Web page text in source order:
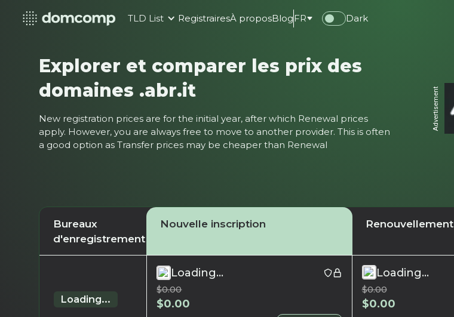
TLD List RegistrairesÀ proposBlog FR Dark
Explorer et comparer les prix des
domaines .abr.it
New registration prices are for the initial year, after which Renewal prices
apply. However, you are always free to move to another provider. This is often
a good option as Transfer prices may be cheaper than Renewal
Advertisement
Bureaux
d'enregistrement
Nouvelle inscription Renouvellement
Loading...
Loading...
$0.00
$0.00
Loading...
$0.00
$0.00